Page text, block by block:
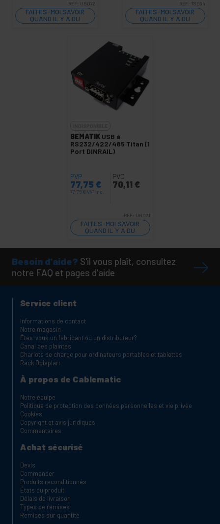
REF: UB072
FAITES-MOI SAVOIR
QUAND IL Y A DU
STOCK
REF: TS094
FAITES-MOI SAVOIR
QUAND IL Y A DU
STOCK
BEMATIK USB á
RS232/422/485 Titan (1
Port DINRAIL)
PVP
77,75 €
77,75 € VAT inc.
PVD
70,11 €
REF: UB071
FAITES-MOI SAVOIR
QUAND IL Y A DU
STOCK
Besoin d'aide? S'il vous plaît, consultez
notre FAQ et pages d'aide
Service client
Informations de contact
Notre magasin
Êtes-vous un fabricant ou un distributeur?
Canal des plaintes
Chariots de charge pour ordinateurs portables et tablettes
Rack Dolapları
À propos de Cablematic
Notre équipe
Politique de protection des données personnelles et vie privée
Cookies
Copyright et avis juridiques
Commentaires
Achat sécurisé
Devis
Commander
Produits reconditionnés
États du produit
Délais de livraison
Types de remises
Remises sur quantité